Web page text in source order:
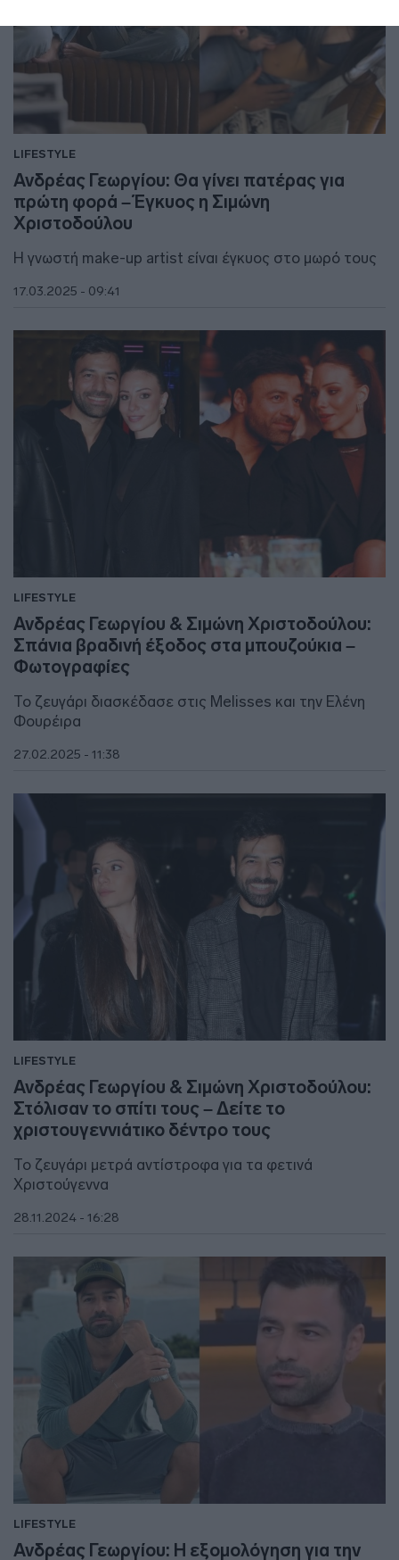
LIFESTYLE
Ανδρέας Γεωργίου: Θα γίνει πατέρας για
πρώτη φορά – Έγκυος η Σιμώνη
Χριστοδούλου
Η γνωστή make-up artist είναι έγκυος στο μωρό τους
17.03.2025 - 09:41
LIFESTYLE
Ανδρέας Γεωργίου & Σιμώνη Χριστοδούλου:
Σπάνια βραδινή έξοδος στα μπουζούκια –
Φωτογραφίες
Το ζευγάρι διασκέδασε στις Melisses και την Ελένη
Φουρέιρα
27.02.2025 - 11:38
LIFESTYLE
Ανδρέας Γεωργίου & Σιμώνη Χριστοδούλου:
Στόλισαν το σπίτι τους – Δείτε το
χριστουγεννιάτικο δέντρο τους
Το ζευγάρι μετρά αντίστροφα για τα φετινά
Χριστούγεννα
28.11.2024 - 16:28
LIFESTYLE
Ανδρέας Γεωργίου: Η εξομολόγηση για την